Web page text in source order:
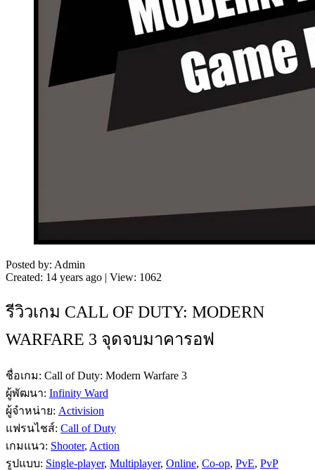
Posted by: Admin
Created: 14 years ago | View: 1062
รีวิวเกม CALL OF DUTY: MODERN
WARFARE 3 จุดจบมาคารอฟ
ชื่อเกม: Call of Duty: Modern Warfare 3
ผู้พัฒนา: Infinity Ward
ผู้จำหน่าย: Activision
แฟรนไชส์: Call of Duty
เกมแนว: Shooter, Action
รูปแบบ: Single-player, Multiplayer, Online, Co-op, PvE, PvP